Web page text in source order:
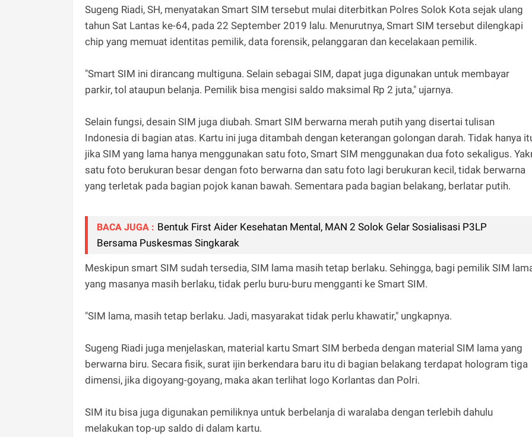
Sugeng Riadi, SH, menyatakan Smart SIM tersebut mulai diterbitkan Polres Solok Kota sejak ulang
tahun Sat Lantas ke-64, pada 22 September 2019 lalu. Menurutnya, Smart SIM tersebut dilengkapi
chip yang memuat identitas pemilik, data forensik, pelanggaran dan kecelakaan pemilik.
"Smart SIM ini dirancang multiguna. Selain sebagai SIM, dapat juga digunakan untuk membayar
parkir, tol ataupun belanja. Pemilik bisa mengisi saldo maksimal Rp 2 juta," ujarnya.
Selain fungsi, desain SIM juga diubah. Smart SIM berwarna merah putih yang disertai tulisan
Indonesia di bagian atas. Kartu ini juga ditambah dengan keterangan golongan darah. Tidak hanya
jika SIM yang lama hanya menggunakan satu foto, Smart SIM menggunakan dua foto sekaligus.
satu foto berukuran besar dengan foto berwarna dan satu foto lagi berukuran kecil, tidak berwarna
yang terletak pada bagian pojok kanan bawah. Sementara pada bagian belakang, berlatar putih.
BACA JUGA : Bentuk First Aider Kesehatan Mental, MAN 2 Solok Gelar Sosialisasi P3LP
Bersama Puskesmas Singkarak
Meskipun smart SIM sudah tersedia, SIM lama masih tetap berlaku. Sehingga, bagi pemilik SIM
yang masanya masih berlaku, tidak perlu buru-buru mengganti ke Smart SIM.
"SIM lama, masih tetap berlaku. Jadi, masyarakat tidak perlu khawatir," ungkapnya.
Sugeng Riadi juga menjelaskan, material kartu Smart SIM berbeda dengan material SIM lama yang
berwarna biru. Secara fisik, surat ijin berkendara baru itu di bagian belakang terdapat hologram tiga
dimensi, jika digoyang-goyang, maka akan terlihat logo Korlantas dan Polri.
SIM itu bisa juga digunakan pemiliknya untuk berbelanja di waralaba dengan terlebih dahulu
melakukan top-up saldo di dalam kartu.